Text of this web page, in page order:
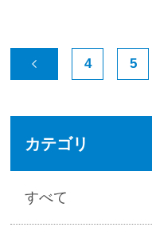
4 5
カテゴリ
すべて